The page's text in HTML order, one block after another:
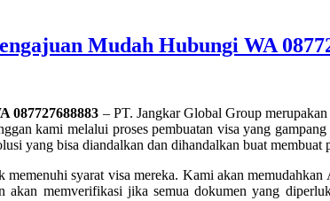
Mudah Hubungi WA
087727688883 – PT. Jangkar Global Group
kami melalui proses pembuatan visa yang
yang bisa diandalkan dan dihandalkan buat membuat
syarat visa mereka. Kami akan
memverifikasi jika semua dokumen yang